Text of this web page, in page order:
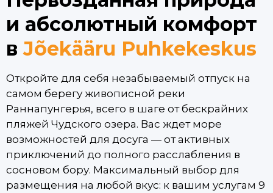
и абсолютный комфорт
вJõekääru Puhkekeskus
Откройте для себя незабываемый отпуск на
самом берегу живописной реки
Раннапунгерья, всего в шаге от бескрайних
пляжей Чудского озера. Вас ждет море
возможностей для досуга — от активных
приключений до полного расслабления в
сосновом бору. Максимальный выбор для
размещения на любой вкус: к вашим услугам 9